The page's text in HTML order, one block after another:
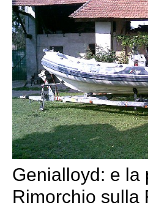
Genialloyd: e la
Rimorchio sulla